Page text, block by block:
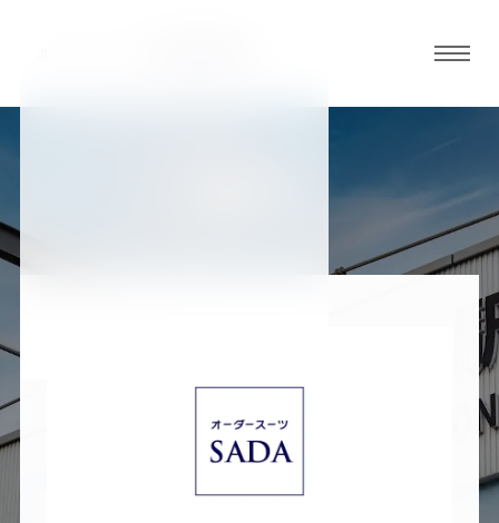
ーボ
タン
ー
ダ
ー
ー
ダ
ー
ー
ー